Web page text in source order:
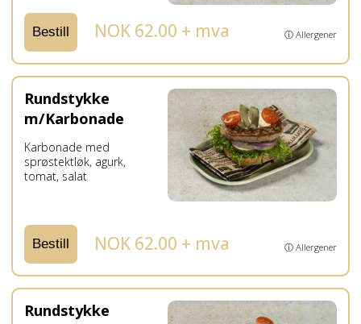
Bestill NOK 62.00 + mva ⓘ Allergener
Rundstykke
m/Karbonade
Karbonade med
sprøstektløk, agurk,
tomat, salat
Bestill NOK 62.00 + mva ⓘ Allergener
Rundstykke